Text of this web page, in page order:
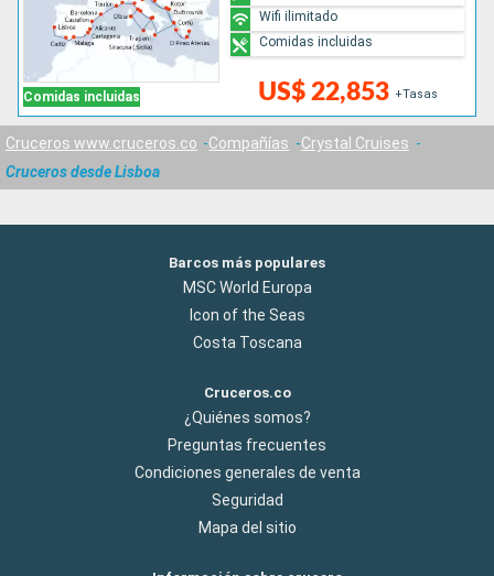
Comidas incluidas US$ 22,853 +Tasas
Wifi ilimitado
Comidas incluidas
Cruceros www.cruceros.co Compañías
Crystal Cruises
Cruceros desde Lisboa
Barcos más populares
MSC World Europa
Icon of the Seas
Costa Toscana
Cruceros.co
¿Quiénes somos?
Preguntas frecuentes
Condiciones generales de venta
Seguridad
Mapa del sitio